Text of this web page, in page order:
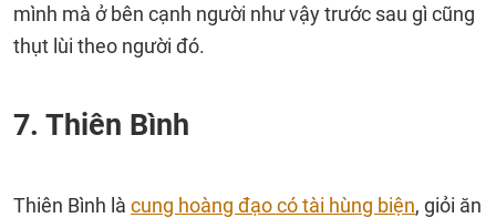
mình mà ở bên cạnh người như vậy trước sau gì cũng
thụt lùi theo người đó.
7. Thiên Bình
Thiên Bình là cung hoàng đạo có tài hùng biện, giỏi ăn